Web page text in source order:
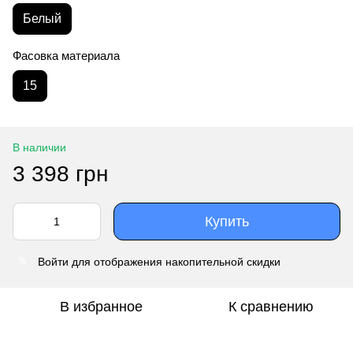
Белый
Фасовка материала
15
В наличии
3 398 грн
Купить
Войти для отображения накопительной скидки
В избранное К сравнению